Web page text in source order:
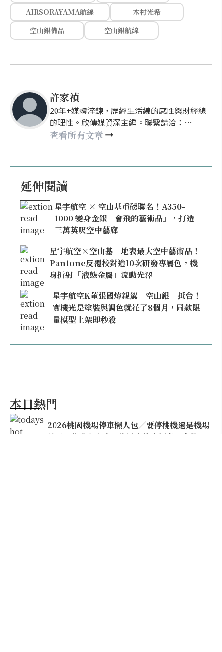
AIRSORAYAMA航線
木村光希
空山銀備品
空山銀航線
許家禎
20年+媒體淬鍊，歷經生活線的感性與財經線
的理性。欣傳媒資深主編。聯繫請洽：
nellyhsu@xinmedia.com
查看所有文章
延伸閱讀
星宇航空 × 空山基重磅聯名！A350-
1000 變身金銀「會飛的藝術品」，打造
三萬英呎空中藝廊
星宇航空×空山基｜地表最大空中藝術品！
Pantone反覆校對逾10次研發專屬色，機
身折射「液態金屬」流動光澤
星宇航空K董張國煒親駕「空山銀」抵台！
實機光是塗裝與調色就花了8個月，同款限
量模型上架即秒殺
本日熱門
2026桃園機場停車懶人包／要停桃機還是機場
外圍？收費各多少？信用卡停車優惠一次整